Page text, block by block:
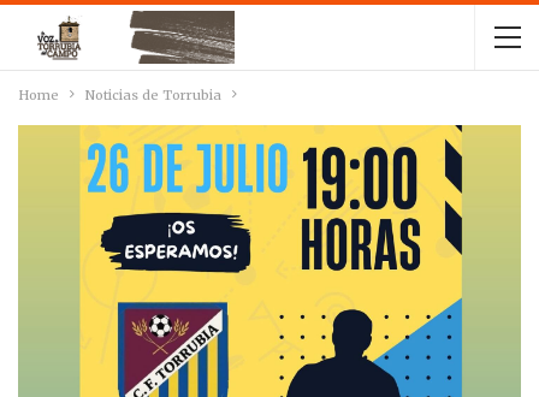
Home Noticias de Torrubia